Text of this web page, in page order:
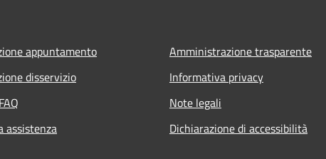
appuntamento
disservizio
assistenza
Amministrazione trasparente
Informativa privacy
Note legali
Dichiarazione di accessibilità